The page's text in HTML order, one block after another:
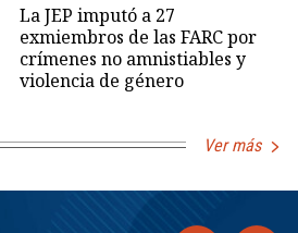
La JEP imputó a 27
exmiembros de las FARC por
crímenes no amnistiables y
violencia de género
Ver más